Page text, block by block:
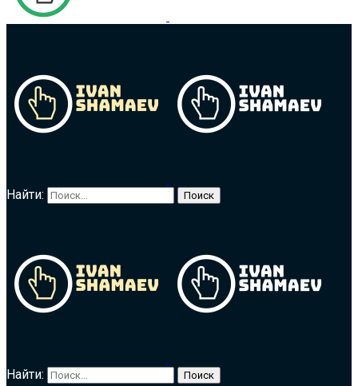
Найти:
Найти: